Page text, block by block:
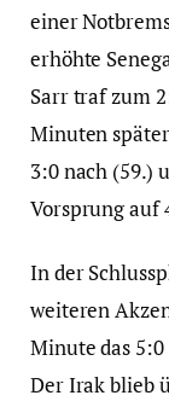
einer
erhöhte
Sarr traf zum
Minuten
3:0 nach (59.)
Vorsprung auf
In der
weiteren
Minute das
Der Irak blieb